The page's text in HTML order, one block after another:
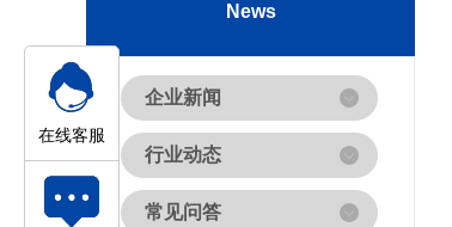
News
企业新闻
行业动态
常见问答
在线客服